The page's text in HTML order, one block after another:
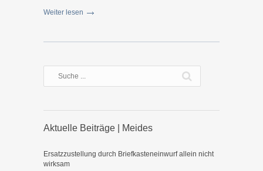
Weiter lesen
Aktuelle Beiträge | Meides
Ersatzzustellung durch Briefkasteneinwurf allein nicht
wirksam